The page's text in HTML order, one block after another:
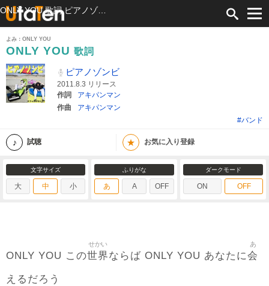
ONLY YOU 歌詞 ピアノゾンビ ふりがな付
よみ：ONLY YOU
ONLY YOU 歌詞
ピアノゾンビ
2011.8.3 リリース
作詞
アキパンマン
作曲
アキパンマン
#バンド
試聴 ★ お気に入り登録
文字サイズ
大 中 小
ふりがな
あ A OFF
ダークモード
ON OFF
ONLY YOU この世界
せかい
ならば ONLY YOU あなたに会
あ
えるだろう